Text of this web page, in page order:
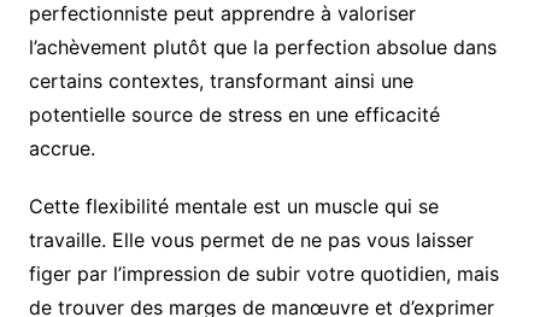
perfectionniste peut apprendre à valoriser
l’achèvement plutôt que la perfection absolue dans
certains contextes, transformant ainsi une
potentielle source de stress en une efficacité
accrue.
Cette flexibilité mentale est un muscle qui se
travaille. Elle vous permet de ne pas vous laisser
figer par l’impression de subir votre quotidien, mais
de trouver des marges de manœuvre et d’exprimer